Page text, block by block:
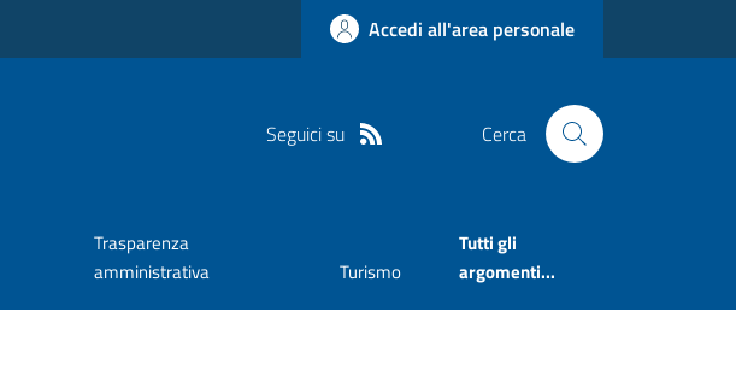
Accedi all'area personale
Seguici su Cerca
Trasparenza
amministrativa
Turismo
Tutti gli
argomenti...